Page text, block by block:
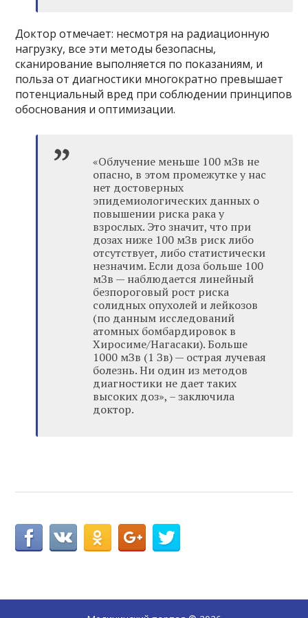
Доктор отмечает: несмотря на радиационную
нагрузку, все эти методы безопасны,
сканирование выполняется по показаниям, и
польза от диагностики многократно превышает
потенциальный вред при соблюдении принципов
обоснования и оптимизации.
«Облучение меньше 100 мЗв не
опасно, в этом промежутке у нас
нет достоверных
эпидемиологических данных о
повышении риска рака у
взрослых. Это значит, что при
дозах ниже 100 мЗв риск либо
отсутствует, либо статистически
незначим. Если доза больше 100
мЗв — наблюдается линейный
безпороговый рост риска
солидных опухолей и лейкозов
(по данным исследований
атомных бомбардировок в
Хиросиме/Нагасаки). Больше
1000 мЗв (1 Зв) — острая лучевая
болезнь. Ни один из методов
диагностики не дает таких
высоких доз», – заключила
доктор.